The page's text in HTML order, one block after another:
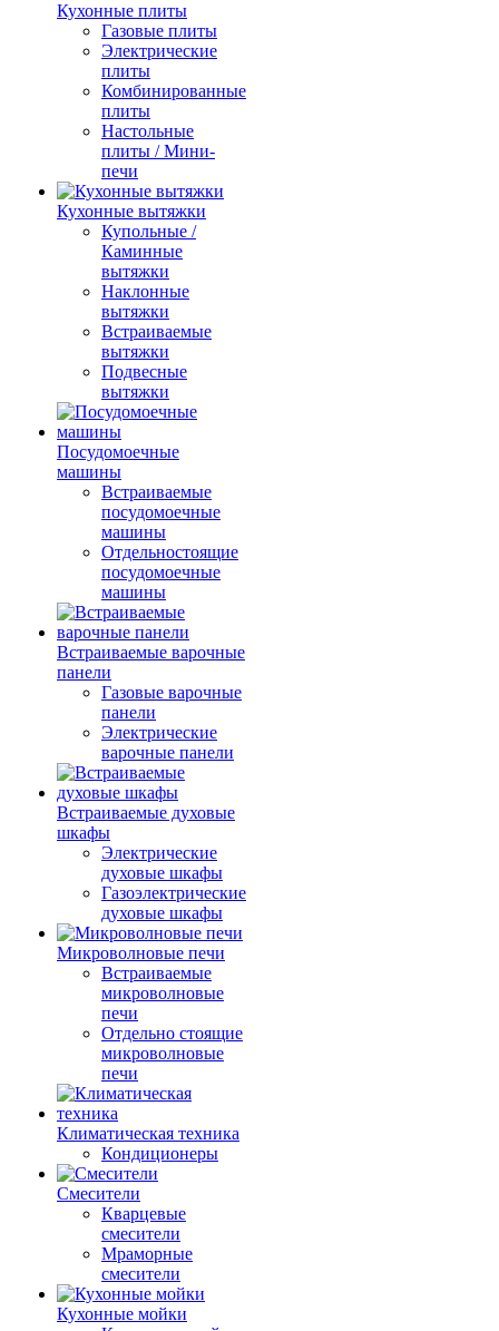
Кухонные плиты
Газовые плиты
Электрические
плиты
Комбинированные
плиты
Настольные
плиты / Мини-
печи
Кухонные вытяжки
Купольные /
Каминные
вытяжки
Наклонные
вытяжки
Встраиваемые
вытяжки
Подвесные
вытяжки
Посудомоечные
машины
Встраиваемые
посудомоечные
машины
Отдельностоящие
посудомоечные
машины
Встраиваемые варочные
панели
Газовые варочные
панели
Электрические
варочные панели
Встраиваемые духовые
шкафы
Электрические
духовые шкафы
Газоэлектрические
духовые шкафы
Микроволновые печи
Встраиваемые
микроволновые
печи
Отдельно стоящие
микроволновые
печи
Климатическая техника
Кондиционеры
Смесители
Кварцевые
смесители
Мраморные
смесители
Кухонные мойки